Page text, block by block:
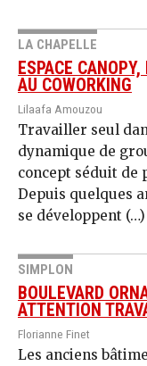
LA CHAPELLE
ESPACE CANOPY,
AU COWORKING
Lilaafa Amouzou
Travailler seul
dynamique de
concept séduit de
Depuis quelques
se développent (…)
SIMPLON
BOULEVARD
ATTENTION
Florianne Finet
Les anciens